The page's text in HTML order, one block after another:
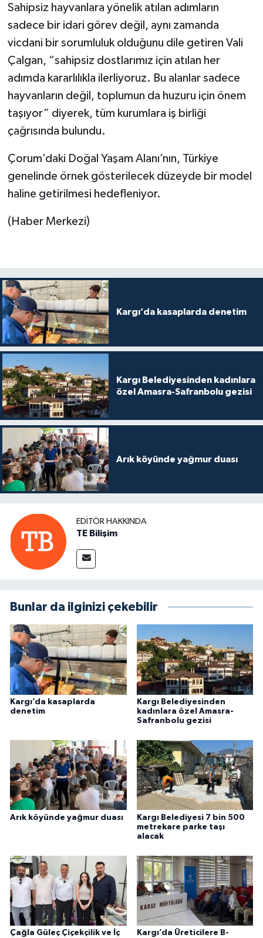
Sahipsiz hayvanlara yönelik atılan adımların
sadece bir idari görev değil, aynı zamanda
vicdani bir sorumluluk olduğunu dile getiren Vali
Çalgan, “sahipsiz dostlarımız için atılan her
adımda kararlılıkla ilerliyoruz. Bu alanlar sadece
hayvanların değil, toplumun da huzuru için önem
taşıyor” diyerek, tüm kurumlara iş birliği
çağrısında bulundu.
Çorum’daki Doğal Yaşam Alanı’nın, Türkiye
genelinde örnek gösterilecek düzeyde bir model
haline getirilmesi hedefleniyor.
(Haber Merkezi)
Kargı’da kasaplarda denetim
Kargı Belediyesinden kadınlara
özel Amasra-Safranbolu gezisi
Arık köyünde yağmur duası
EDITÖR HAKKINDA
TE Bilişim
Bunlar da ilginizi çekebilir
Kargı’da kasaplarda
denetim
Kargı Belediyesinden
kadınlara özel Amasra-
Safranbolu gezisi
Arık köyünde yağmur duası
Kargı Belediyesi 7 bin 500
metrekare parke taşı
alacak
Çağla Güleç Çiçekçilik ve İç Kargı’da Üreticilere B-